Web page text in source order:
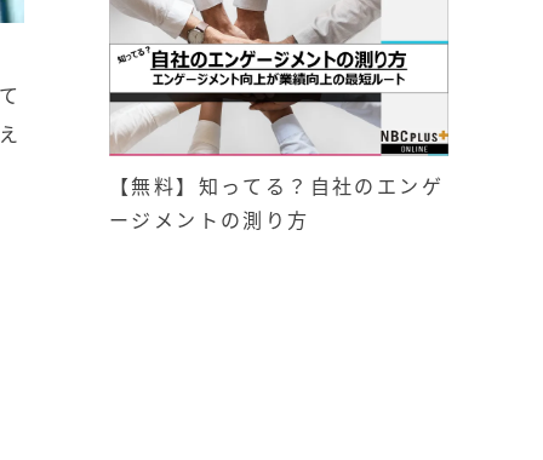
【無料】知ってる？自社のエンゲ
ージメントの測り方